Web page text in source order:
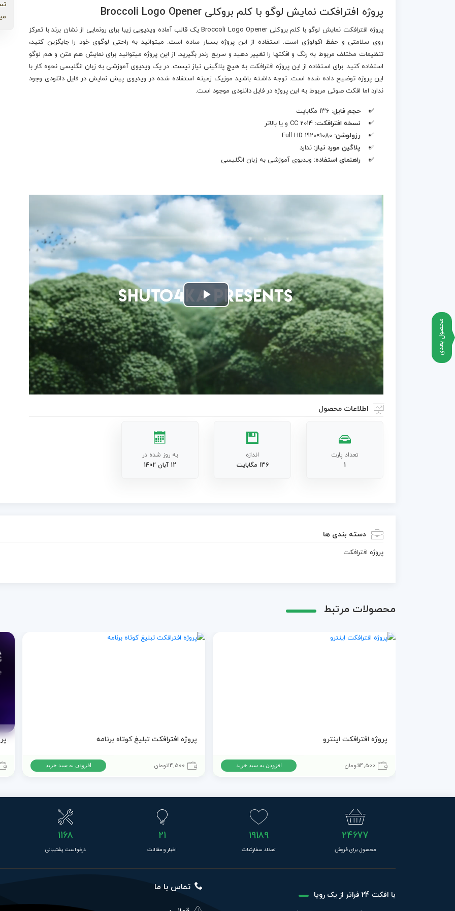
محصول بعدی
پروژه افترافکت نمایش لوگو با کلم بروکلی Broccoli Logo Opener
پروژه افترافکت نمایش لوگو با کلم بروکلی Broccoli Logo Opener یک قالب آماده ویدیویی زیبا برای رونمایی از نشان برند با تمرکز
روی سلامتی و حفظ اکولوژی است. استفاده از این پروژه بسیار ساده است. میتوانید به راحتی لوگوی خود را جایگزین کنید،
تنظیمات مختلف مربوط به رنگ و افکتها را تغییر دهید و سریع رندر بگیرید. از این پروژه میتوانید برای نمایش هم متن و هم لوگو
استفاده کنید. برای استفاده از این پروژه افترافکت به هیچ پلاگینی نیاز نیست. در یک ویدیوی آموزشی به زبان انگلیسی نحوه کار با
این پروژه توضیح داده شده است. توجه داشته باشید موزیک زمینه استفاده شده در ویدیوی پیش نمایش در فایل دانلودی وجود
ندارد اما افکت صوتی مربوط به این پروژه در فایل دانلودی موجود است.
حجم فایل:
نسخه افترافکت:
رزولوشن:
پلاگین مورد نیاز: ندارد
راهنمای استفاده: ویدیوی آموزشی به زبان انگلیسی
Play
Video
اطلاعات محصول
تعداد پارت
1
اندازه
136 مگابایت
به روز شده در
12 آبان 1402
دسته بندی ها
پروژه افترافکت
محصولات مرتبط
پروژه افترافکت اینترو
14,500تومان افزودن به سبد خرید
پروژه افترافکت تبلیغ کوتاه برنامه
14,500تومان افزودن به سبد خرید
24677
محصول برای فروش
19189
تعداد سفارشات
21
اخبار و مقالات
1168
درخواست پشتیبانی
با افکت 24 فراتر از یک رویا
تماس با ما